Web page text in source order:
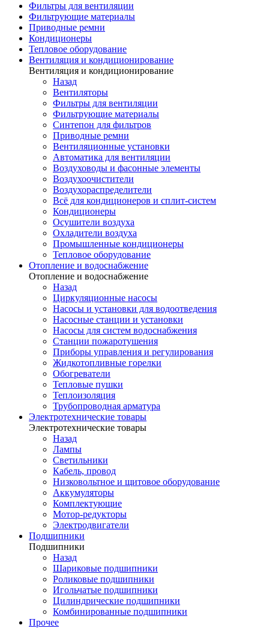
Фильтры для вентиляции
Фильтрующие материалы
Приводные ремни
Кондиционеры
Тепловое оборудование
Вентиляция и кондиционирование
Вентиляция и кондиционирование
Назад
Вентиляторы
Фильтры для вентиляции
Фильтрующие материалы
Синтепон для фильтров
Приводные ремни
Вентиляционные установки
Автоматика для вентиляции
Воздуховоды и фасонные элементы
Воздухоочистители
Воздухораспределители
Всё для кондиционеров и сплит-систем
Кондиционеры
Осушители воздуха
Охладители воздуха
Промышленные кондиционеры
Тепловое оборудование
Отопление и водоснабжение
Отопление и водоснабжение
Назад
Циркуляционные насосы
Насосы и установки для водоотведения
Насосные станции и установки
Насосы для систем водоснабжения
Станции пожаротушения
Приборы управления и регулирования
Жидкотопливные горелки
Обогреватели
Тепловые пушки
Теплоизоляция
Трубопроводная арматура
Электротехнические товары
Электротехнические товары
Назад
Лампы
Светильники
Кабель, провод
Низковольтное и щитовое оборудование
Аккумуляторы
Комплектующие
Мотор-редукторы
Электродвигатели
Подшипники
Подшипники
Назад
Шариковые подшипники
Роликовые подшипники
Игольчатые подшипники
Цилиндрические подшипники
Комбинированные подшипники
Прочее